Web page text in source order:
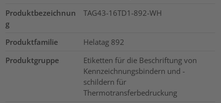
Produktbezeichnun
g
TAG43-16TD1-892-WH
Produktfamilie
Helatag 892
Produktgruppe
Etiketten für die Beschriftung von
Kennzeichnungsbindern und -
schildern für
Thermotransferbedruckung